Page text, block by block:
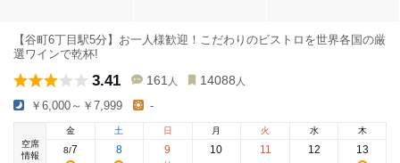
【谷町6丁目駅5分】お一人様歓迎！こだわりのビストロを世界各国の厳
選ワインで乾杯!
3.41 161 人 14088 人
￥6,000～￥7,999 -
空席
情報
金
8/7
土
8
日
9
月
10
火
11
水
12
木
13